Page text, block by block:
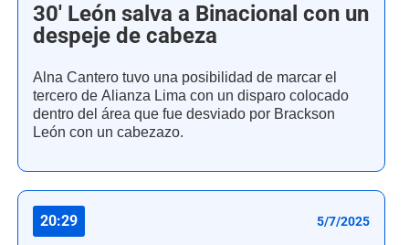
30' León salva a Binacional con un
despeje de cabeza
Alna Cantero tuvo una posibilidad de marcar el
tercero de Alianza Lima con un disparo colocado
dentro del área que fue desviado por Brackson
León con un cabezazo.
20:29 5/7/2025